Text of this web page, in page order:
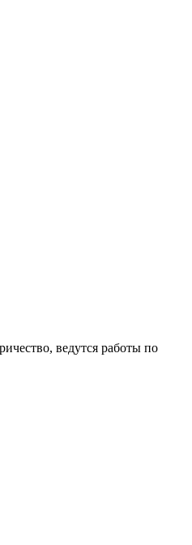
ведутся работы по